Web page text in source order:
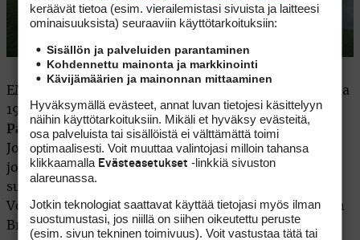
EM-kisoissa hekuma koetaan jo lauantaina. Vuodesta
1986 asti pelatuissa kisoissa vain yksi suomalainen,
Panu Kylliäinen (2000) on yltänyt mitaleille.
Johanssonin varovainen ennuste, kaksi miestä 20:n
joukkoon on varsin realistinen. Neljän päivän ajan 11
suomalaista pyrkii kuitenkin ylittämään itsensä.
Voittajalle on luvassa paikka myös seuraavan vuoden
British Openiin.
keräävät tietoa (esim. vierailemis­tasi sivuista ja laitteesi
ominaisuuk­sista) seuraaviin käyttötarkoituksiin:
Sisällön ja palveluiden parantaminen
Kohdennettu mainonta ja markkinointi
Kävijämäärien ja mainonnan mittaaminen
Hyväksymällä evästeet, annat luvan tietojesi käsittelyyn
näihin käyttötarkoituksiin. Mikäli et hyväksy evästeitä,
osa palveluista tai sisällöistä ei välttämättä toimi
optimaalisesti. Voit muuttaa valintojasi milloin tahansa
klikkaamalla Evästeasetukset -linkkiä sivuston
alareunassa.
Jotkin teknologiat saattavat käyttää tietojasi myös ilman
suostumustasi, jos niillä on siihen oikeutettu peruste
(esim. sivun tekninen toimivuus). Voit vastustaa tätä tai